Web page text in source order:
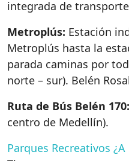
integrada de
Metroplús: Estación
Metroplús hasta la
parada caminas por
norte – sur). Belén
Ruta de Bús Belén 170:
centro de Medellín).
Parques Recreativos